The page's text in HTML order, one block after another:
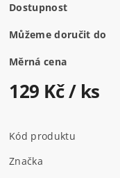
Dostupnost
Můžeme doručit do
Měrná cena
129 Kč/ ks
Kód produktu
Značka